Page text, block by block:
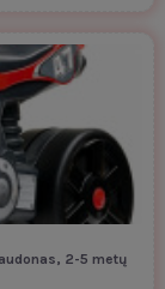
2-5 metų